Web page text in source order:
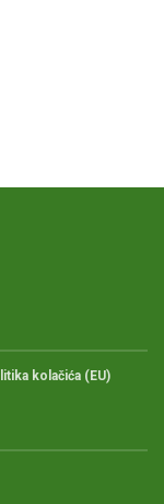
kolačića (EU)